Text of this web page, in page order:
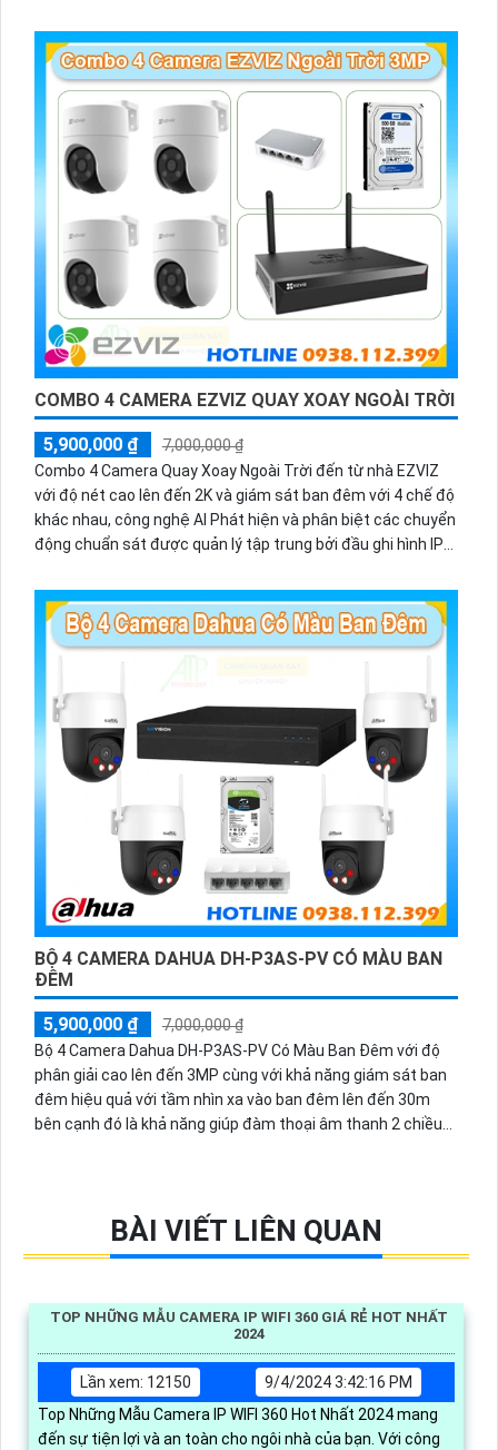
COMBO 4 CAMERA EZVIZ QUAY XOAY NGOÀI TRỜI
5,900,000 ₫
7,000,000 ₫
Combo 4 Camera Quay Xoay Ngoài Trời đến từ nhà EZVIZ
với độ nét cao lên đến 2K và giám sát ban đêm với 4 chế độ
khác nhau, công nghệ AI Phát hiện và phân biệt các chuyển
động chuẩn sát được quản lý tập trung bởi đầu ghi hình IP
BỘ 4 CAMERA DAHUA DH-P3AS-PV CÓ MÀU BAN
ĐÊM
5,900,000 ₫
7,000,000 ₫
Bộ 4 Camera Dahua DH-P3AS-PV Có Màu Ban Đêm với độ
phân giải cao lên đến 3MP cùng với khả năng giám sát ban
đêm hiệu quả với tầm nhìn xa vào ban đêm lên đến 30m
bên cạnh đó là khả năng giúp đàm thoại âm thanh 2 chiều
BÀI VIẾT LIÊN QUAN
TOP NHỮNG MẪU CAMERA IP WIFI 360 GIÁ RẺ HOT NHẤT
2024
Lần xem: 12150
9/4/2024 3:42:16 PM
Top Những Mẫu Camera IP WIFI 360 Hot Nhất 2024 mang
đến sự tiện lợi và an toàn cho ngôi nhà của bạn. Với công